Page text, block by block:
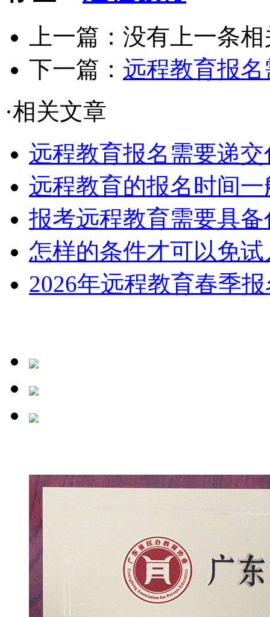
上一篇：没有上一条
下一篇： 远程教育报
·相关文章
远程教育报名需要递
远程教育的报名时间
报考远程教育需要具备
怎样的条件才可以免
2026年远程教育春季